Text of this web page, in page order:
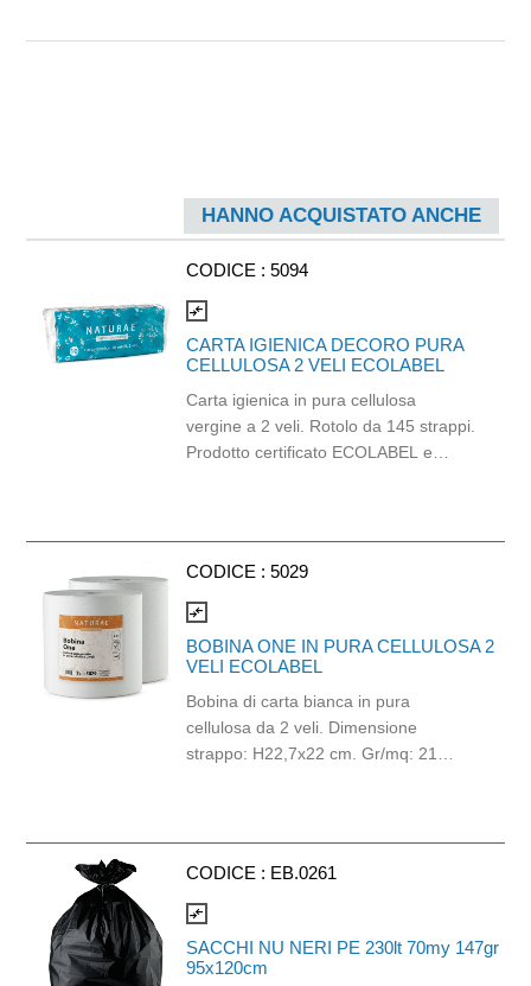
HANNO ACQUISTATO ANCHE
CODICE : 5094
compare_arrows
CARTA IGIENICA DECORO PURA
CELLULOSA 2 VELI ECOLABEL
Carta igienica in pura cellulosa
vergine a 2 veli. Rotolo da 145 strappi.
Prodotto certificato ECOLABEL e
CODICE : 5029
compare_arrows
BOBINA ONE IN PURA CELLULOSA 2
VELI ECOLABEL
Bobina di carta bianca in pura
cellulosa da 2 veli. Dimensione
strappo: H22,7x22 cm. Gr/mq: 21
CODICE : EB.0261
compare_arrows
SACCHI NU NERI PE 230lt 70my 147gr
95x120cm